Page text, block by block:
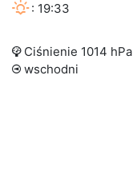
: 19:33
Ciśnienie 1014 hPa
wschodni